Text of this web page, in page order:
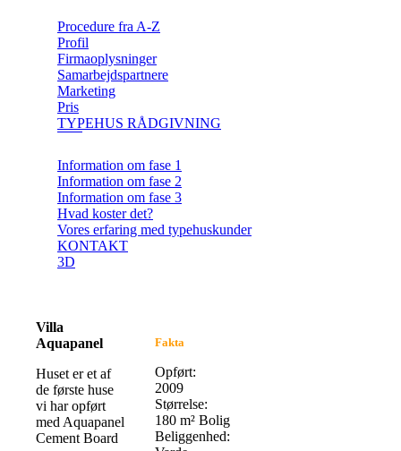
Procedure fra A-Z
Profil
Firmaoplysninger
Samarbejdspartnere
Marketing
Pris
TYPEHUS RÅDGIVNING
Information om fase 1
Information om fase 2
Information om fase 3
Hvad koster det?
Vores erfaring med typehuskunder
KONTAKT
3D
Villa
Aquapanel
Huset er et af
de første huse
vi har opført
med Aquapanel
Cement Board
Fakta
Opført:
2009
Størrelse:
180 m² Bolig
Beliggenhed: